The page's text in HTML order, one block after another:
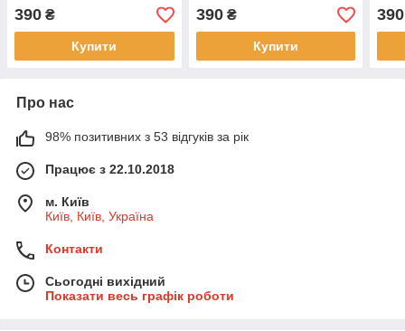
390 ₴
Купити
390₴
Купити
390
Про нас
98% позитивних з 53 відгуків за рік
Працює з 22.10.2018
м. Київ
Київ, Київ, Україна
Контакти
Сьогодні вихідний
Показати весь графік роботи